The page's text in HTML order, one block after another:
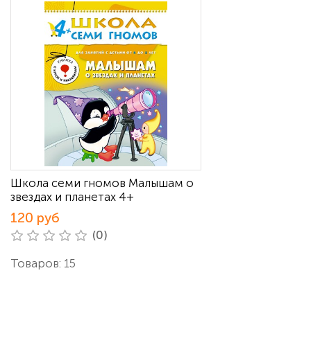
Школа семи гномов Малышам о
звездах и планетах 4+
120 руб
(0)
Товаров: 15